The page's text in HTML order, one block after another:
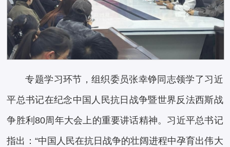
专题学习环节，组织委员张幸铮同志领学了习近
平总书记在纪念中国人民抗日战争暨世界反法西斯战
争胜利80周年大会上的重要讲话精神。习近平总书记
指出：“中国人民在抗日战争的壮阔进程中孕育出伟大